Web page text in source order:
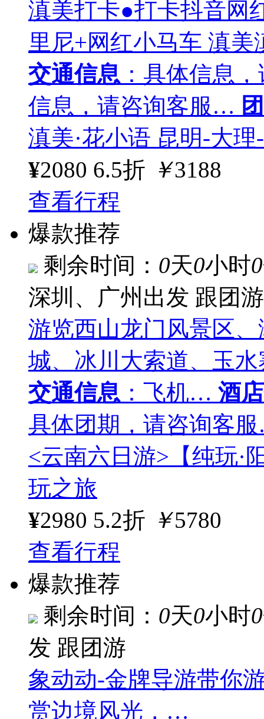
滇美打卡●打卡抖音网
里尼+网红小马车 滇
交通信息 ：具体信息
信息，请咨询客服…
滇美·花小语 昆明-大
¥2080 6.5折 ￥3188
查看行程
爆款推荐
剩余时间： 0天0小时0
深圳、广州出发 跟团游
游览西山龙门风景区
城、冰川大索道、玉
交通信息 ：飞机… 酒
具体团期，请咨询客
<云南六日游>【纯玩·
玩之旅
¥2980 5.2折 ￥5780
查看行程
爆款推荐
剩余时间： 0天0小时0
发 跟团游
象动动-金牌导游带你
赏边境风光，…